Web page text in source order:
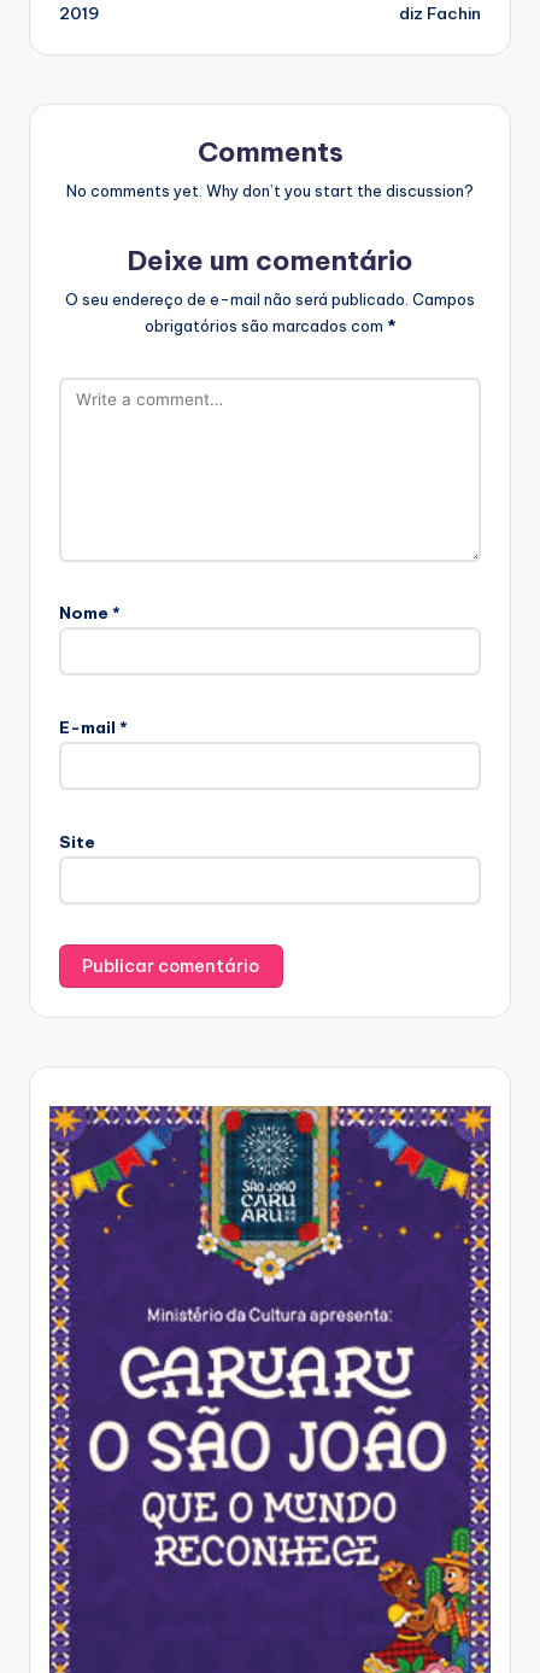
2019
diz Fachin
Comments
No comments yet. Why don’t you start the discussion?
Deixe um comentário
O seu endereço de e-mail não será publicado. Campos
obrigatórios são marcados com *
Nome *
E-mail *
Site